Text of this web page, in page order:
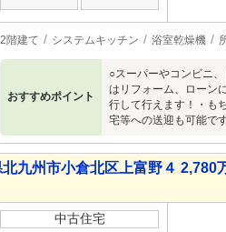
2階建て システムキッチン 浴室乾燥機
おすすめポイント
○スーパーやコンビニ
はリフォーム、ローン
行して行えます！・も
宅等への送迎も可能で
九州市小倉北区上富野４ 2,780
中古住宅